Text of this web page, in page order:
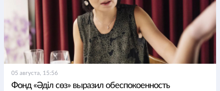
05 августа, 15:56
Фонд «Әділ сөз» выразил обеспокоенность